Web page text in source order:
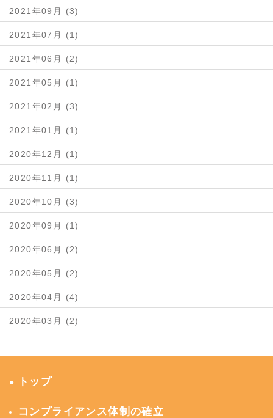
2021年09月 (3)
2021年07月 (1)
2021年06月 (2)
2021年05月 (1)
2021年02月 (3)
2021年01月 (1)
2020年12月 (1)
2020年11月 (1)
2020年10月 (3)
2020年09月 (1)
2020年06月 (2)
2020年05月 (2)
2020年04月 (4)
2020年03月 (2)
● トップ
コンプライアンス体制の確立